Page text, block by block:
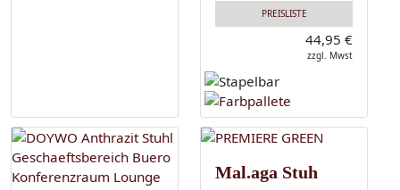
PREISLISTE
44,95 €
zzgl. Mwst
Mal.aga Stuh